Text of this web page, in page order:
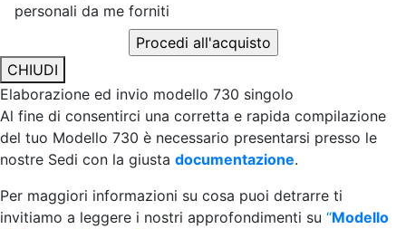
personali da me forniti
CHIUDI
Elaborazione ed invio modello 730 singolo
Al fine di consentirci una corretta e rapida compilazione
del tuo Modello 730 è necessario presentarsi presso le
nostre Sedi con la giusta documentazione.
Per maggiori informazioni su cosa puoi detrarre ti
invitiamo a leggere i nostri approfondimenti su “Modello